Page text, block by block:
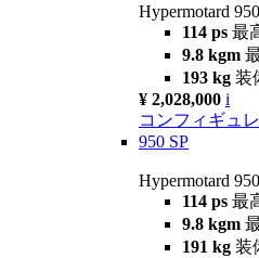
Hypermotard
114 ps 最
9.8 kgm
193 kg 装
¥ 2,028,000 i
コンフィギュ
950 SP
Hypermotard
114 ps 最
9.8 kgm
191 kg 装